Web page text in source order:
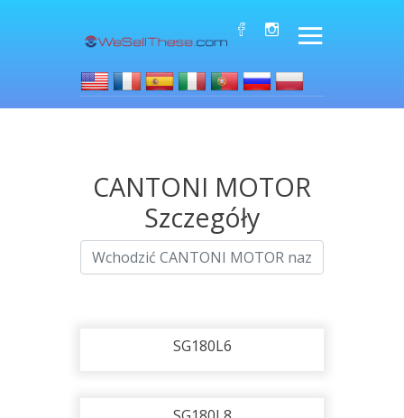
CANTONI MOTOR
Szczegóły
SG180L6